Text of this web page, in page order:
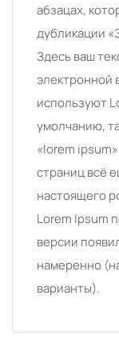
абзацах,
дубликации
Здесь ваш
электронной
используют
умолчанию,
«lorem
страниц всё
настоящего
Lorem Ipsum
версии
намеренно
варианты).